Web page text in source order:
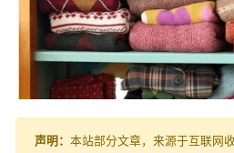
声明： 本站部分文章，来源于互联网